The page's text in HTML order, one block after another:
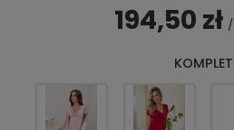
194,50 zł /
KOMPLET